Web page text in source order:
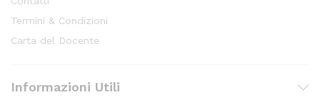
Termini & Condizioni
Carta del Docente
Informazioni Utili